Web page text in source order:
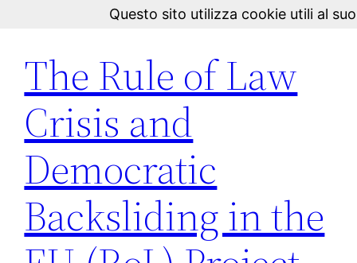
contenuto
The Rule of Law
Crisis and
Democratic
Backsliding in the
Questo sito utilizza cookie utili al